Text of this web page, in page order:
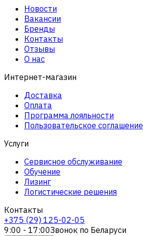
Новости
Вакансии
Бренды
Контакты
Отзывы
О нас
Интернет-магазин
Доставка
Оплата
Программа лояльности
Пользовательское соглашение
Услуги
Сервисное обслуживание
Обучение
Лизинг
Логистические решения
Контакты
+375 (29) 125-02-05
9:00 - 17:00Звонок по Беларуси